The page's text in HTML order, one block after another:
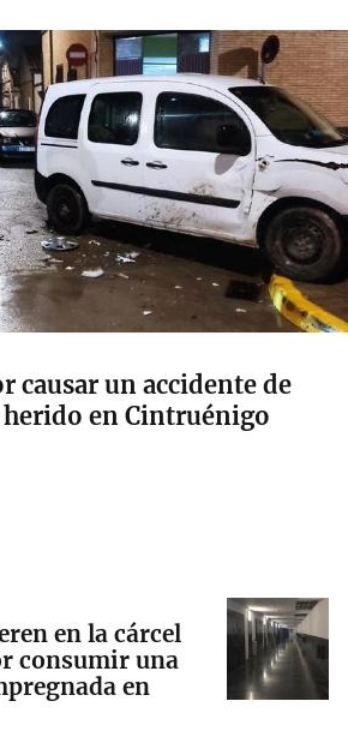
causar un accidente de
en Cintruénigo
en la cárcel
consumir una
en